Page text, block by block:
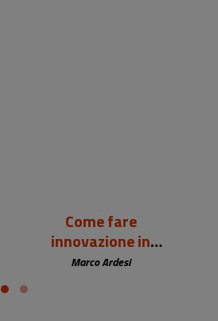
Come fare
innovazione in
biblioteca
Marco Ardesi